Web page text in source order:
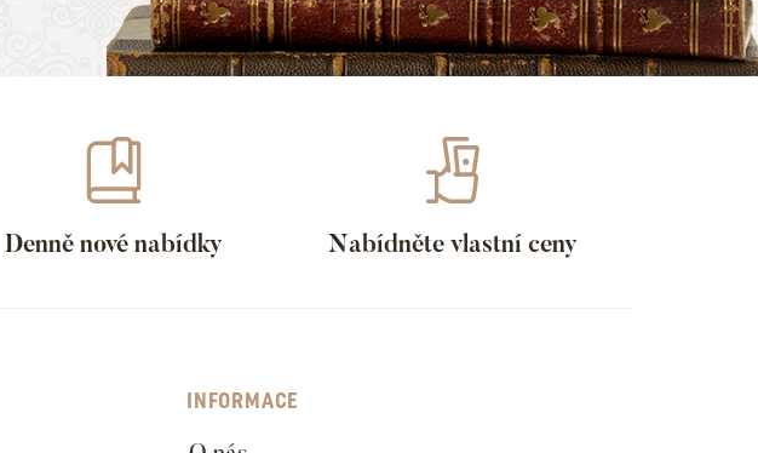
Denně nové nabídky Nabídněte vlastní ceny
INFORMACE